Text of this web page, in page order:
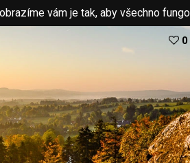
vám je tak, aby všechno
0